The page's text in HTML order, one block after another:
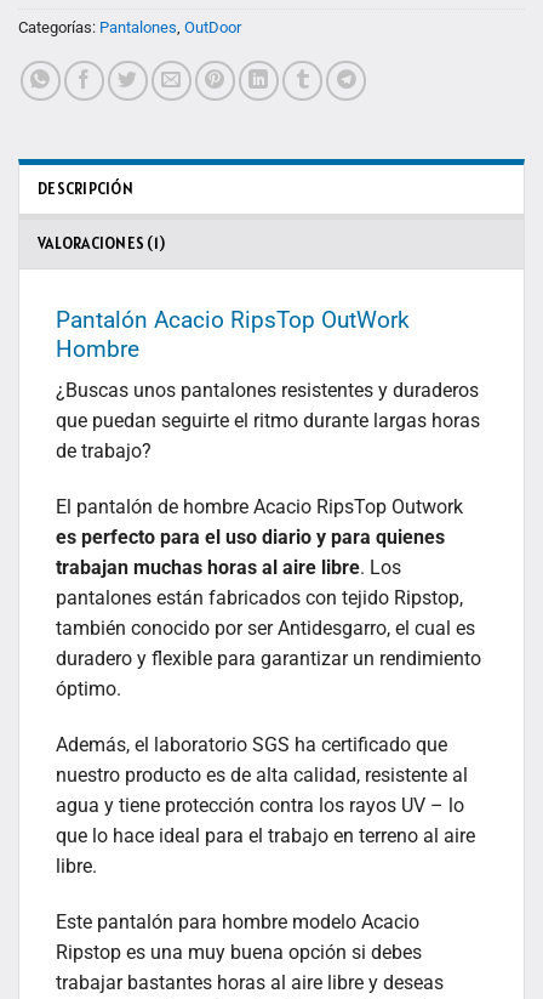
Categorías: Pantalones OutDoor
DESCRIPCIÓN
VALORACIONES (1)
Pantalón Acacio RipsTop OutWork
Hombre
¿Buscas unos pantalones resistentes y duraderos
que puedan seguirte el ritmo durante largas horas
de trabajo?
El pantalón de hombre Acacio RipsTop Outwork
es perfecto para el uso diario y para quienes
trabajan muchas horas al aire libre. Los
pantalones están fabricados con tejido Ripstop,
también conocido por ser Antidesgarro, el cual es
duradero y flexible para garantizar un rendimiento
óptimo.
Además, el laboratorio SGS ha certificado que
nuestro producto es de alta calidad, resistente al
agua y tiene protección contra los rayos UV – lo
que lo hace ideal para el trabajo en terreno al aire
libre.
Este pantalón para hombre modelo Acacio
Ripstop es una muy buena opción si debes
trabajar bastantes horas al aire libre y deseas